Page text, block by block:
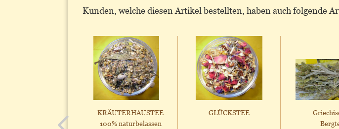
Kunden, welche diesen Artikel bestellten, haben auch folgende
KRÄUTERHAUSTEE
100% naturbelassen
GLÜCKSTEE